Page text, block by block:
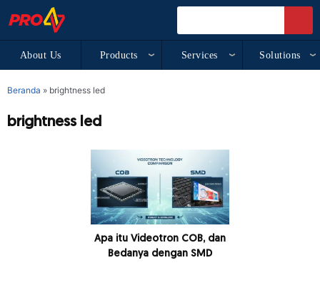
About Us Products Services Solutions
Beranda » brightness led
brightness led
Apa itu Videotron COB, dan
Bedanya dengan SMD